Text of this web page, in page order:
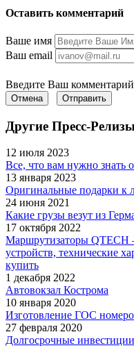
Оставить комментарий
Ваше имя
Ваш email
Введите Ваш комментарий
Отмена Отправить
Другие Пресс-
12 июля 2023
Все, что вам нужно знать
13 января 2023
Оригинальные подарки к
24 июня 2021
Какие грузы везут из
17 октября 2022
Маршрутизаторы QTECH
устройств, технические
купить
1 декабря 2022
Автовокзал Кострома
10 января 2020
Изготовление ГОС
27 февраля 2020
Долгосрочные